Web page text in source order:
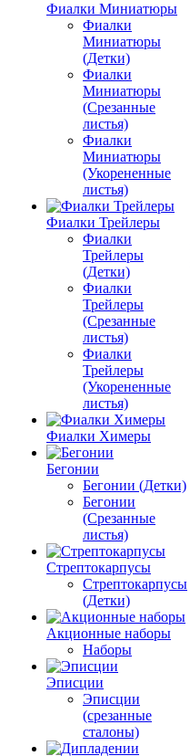
Фиалки Миниатюры
Фиалки
Миниатюры
(Детки)
Фиалки
Миниатюры
(Срезанные
листья)
Фиалки
Миниатюры
(Укорененные
листья)
Фиалки Трейлеры
Фиалки
Трейлеры
(Детки)
Фиалки
Трейлеры
(Срезанные
листья)
Фиалки
Трейлеры
(Укорененные
листья)
Фиалки Химеры
Бегонии
Бегонии (Детки)
Бегонии
(Срезанные
листья)
Стрептокарпусы
Стрептокарпусы
(Детки)
Акционные наборы
Наборы
Эписции
Эписции
(срезанные
сталоны)